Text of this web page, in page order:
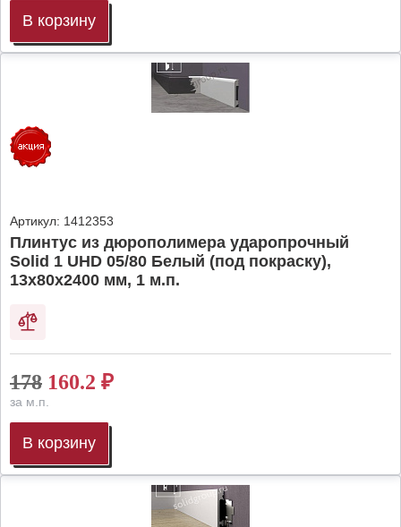
В корзину
Артикул: 1412353
Плинтус из дюрополимера ударопрочный
Solid 1 UHD 05/80 Белый (под покраску),
13х80х2400 мм, 1 м.п.
178 160.2 ₽
за м.п.
В корзину